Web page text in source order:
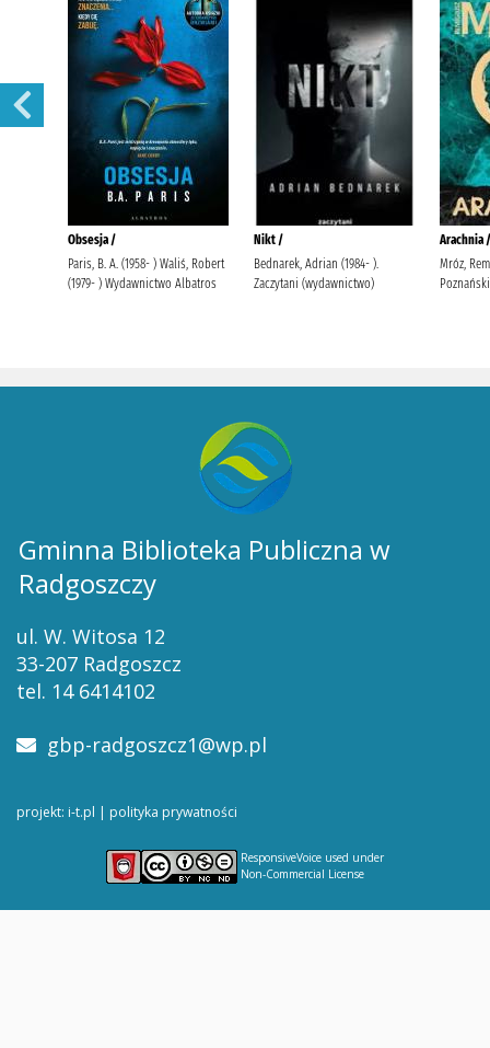
Gminna Biblioteka Publiczna w
Radgoszczy
ul. W. Witosa 12
33-207 Radgoszcz
tel. 14 6414102
gbp-radgoszcz1@wp.pl
projekt: i-t.pl | polityka prywatności
ResponsiveVoice used under
Non-Commercial License